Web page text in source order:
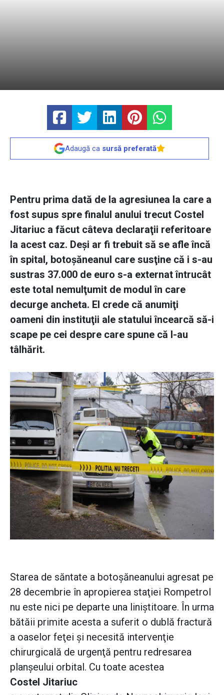
Adaugă ca sursă preferată
Pentru prima dată de la agresiunea la care a
fost supus spre finalul anului trecut Costel
Jitariuc a făcut câteva declaraţii referitoare
la acest caz. Deşi ar fi trebuit să se afle încă
în spital, botoşăneanul care susţine că i s-au
sustras 37.000 de euro s-a externat întrucât
este total nemulţumit de modul în care
decurge ancheta. El crede că anumiţi
oameni din instituţii ale statului încearcă să-i
scape pe cei despre care spune că l-au
tâlhărit.
Starea de săntate a botoşăneanului agresat pe
28 decembrie în apropierea staţiei Rompetrol
nu este nici pe departe una liniştitoare. În urma
bătăii primite acesta a suferit o dublă fractură
a oaselor feţei şi necesită intervenţie
chirurgicală de urgenţă pentru redresarea
planşeului orbital. Cu toate acestea
Costel Jitariuc